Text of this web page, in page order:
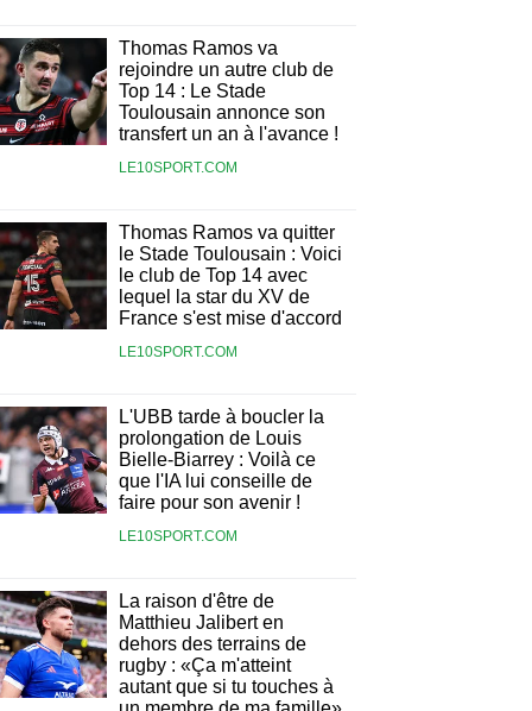
Thomas Ramos va
rejoindre un autre club de
Top 14 : Le Stade
Toulousain annonce son
transfert un an à l'avance !
LE10SPORT.COM
Thomas Ramos va quitter
le Stade Toulousain : Voici
le club de Top 14 avec
lequel la star du XV de
France s'est mise d'accord
LE10SPORT.COM
L'UBB tarde à boucler la
prolongation de Louis
Bielle-Biarrey : Voilà ce
que l'IA lui conseille de
faire pour son avenir !
LE10SPORT.COM
La raison d'être de
Matthieu Jalibert en
dehors des terrains de
rugby : «Ça m'atteint
autant que si tu touches à